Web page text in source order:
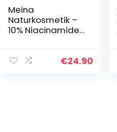
Meina
Naturkosmetik –
10% Niacinamide
klärendes Bio
€24.90